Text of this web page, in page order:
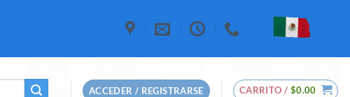
ACCEDER / REGISTRARSE CARRITO / $0.00